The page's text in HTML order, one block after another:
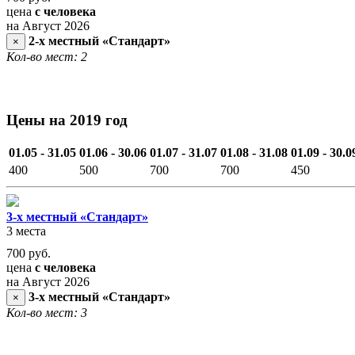
цена с человека
на Август 2026
×
2-х местный «Стандарт»
Кол-во мест: 2
Цены на 2019 год
01.05 - 31.05 01.06 - 30.06 01.07 - 31.07 01.08 - 31.08 01.09 -
400
500 700 700 450
3-х местный «Стандарт»
3 места
700 руб.
цена с человека
на Август 2026
×
3-х местный «Стандарт»
Кол-во мест: 3